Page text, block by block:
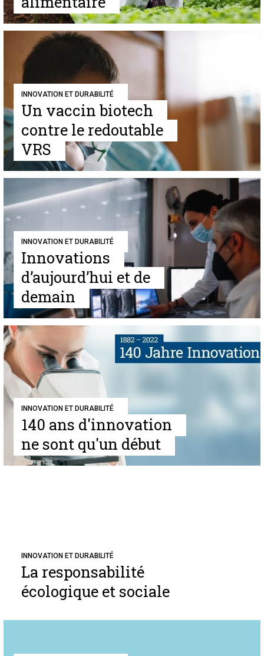
INNOVATION ET DURABILITÉ
Un vaccin biotech
contre le redoutable
VRS
INNOVATION ET DURABILITÉ
Innovations
d’aujourd’hui et de
demain
INNOVATION ET DURABILITÉ
140 ans d'innovation
ne sont qu'un début
INNOVATION ET DURABILITÉ
La responsabilité
écologique et sociale